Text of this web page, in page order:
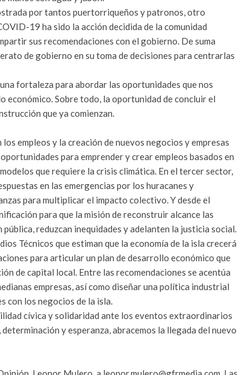
por tantos puertorriqueños y patronos, otro
19 ha sido la acción decidida de la comunidad
sus recomendaciones con el gobierno. De suma
de gobierno en su toma de decisiones para centrarlas
fortaleza para abordar las oportunidades que nos
Sobre todo, la oportunidad de concluir el
que ya comienzan.
empleos y la creación de nuevos negocios y empresas
para emprender y crear empleos basados en
que requiere la crisis climática. En el tercer sector,
en las emergencias por los huracanes y
para multiplicar el impacto colectivo. Y desde el
para que la misión de reconstruir alcance las
reduzcan inequidades y adelanten la justicia social.
Técnicos que estiman que la economía de la isla crecerá
para articular un plan de desarrollo económico que
de capital local. Entre las recomendaciones se acentúa
empresas, así como diseñar una política industrial
con los negocios de la isla.
cívica y solidaridad ante los eventos extraordinarios
y esperanza, abracemos la llegada del nuevo